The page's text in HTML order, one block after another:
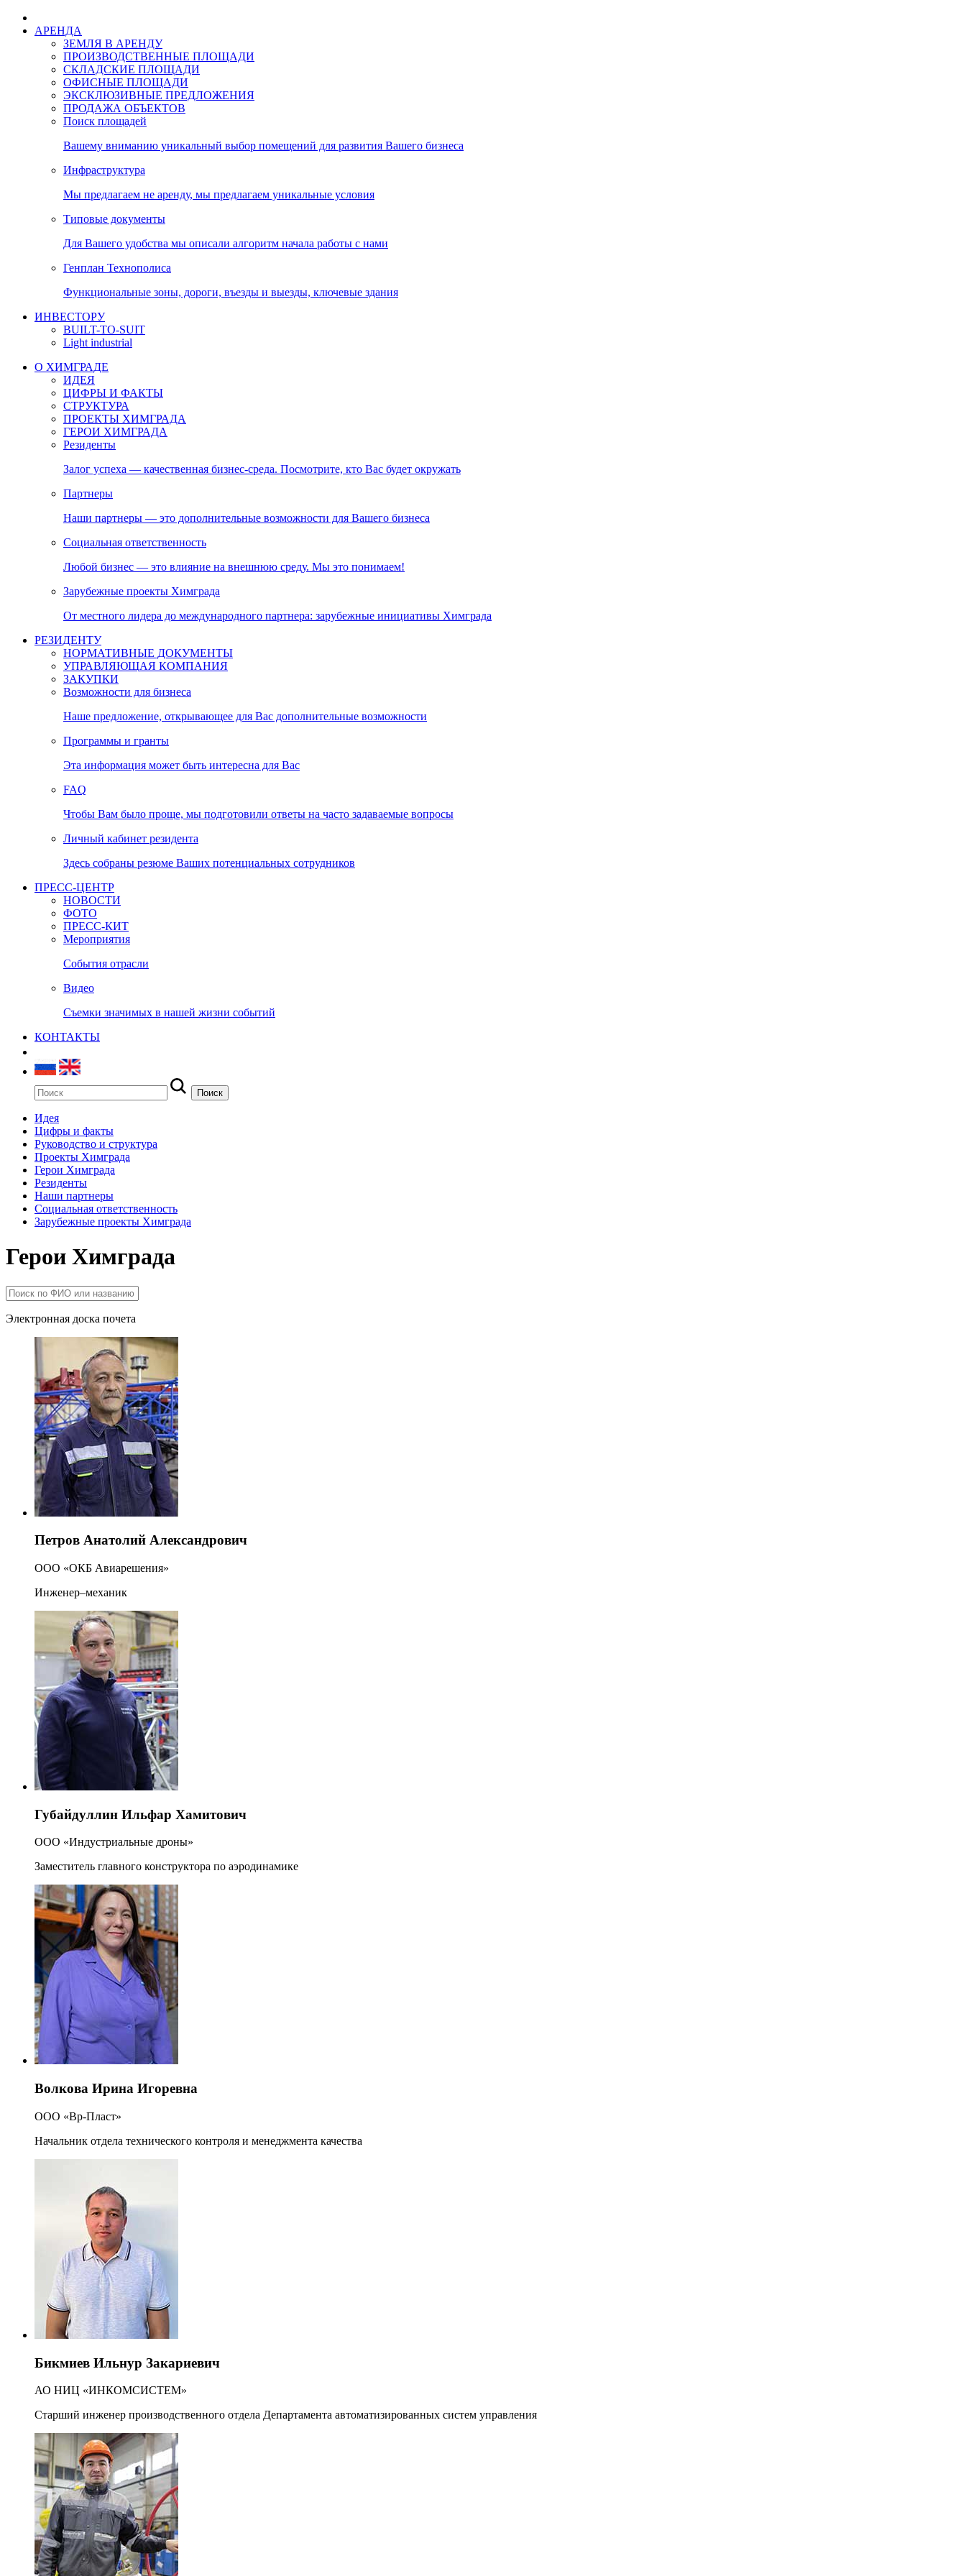
АРЕНДА
ЗЕМЛЯ В АРЕНДУ
ПРОИЗВОДСТВЕННЫЕ ПЛОЩАДИ
СКЛАДСКИЕ ПЛОЩАДИ
ОФИСНЫЕ ПЛОЩАДИ
ЭКСКЛЮЗИВНЫЕ ПРЕДЛОЖЕНИЯ
ПРОДАЖА ОБЪЕКТОВ
Поиск площадей
Вашему вниманию уникальный выбор помещений для развития Вашего бизнеса
Инфраструктура
Мы предлагаем не аренду, мы предлагаем уникальные условия
Типовые документы
Для Вашего удобства мы описали алгоритм начала работы с нами
Генплан Технополиса
Функциональные зоны, дороги, въезды и выезды, ключевые здания
ИНВЕСТОРУ
BUILT-TO-SUIT
Light industrial
О ХИМГРАДЕ
ИДЕЯ
ЦИФРЫ И ФАКТЫ
СТРУКТУРА
ПРОЕКТЫ ХИМГРАДА
ГЕРОИ ХИМГРАДА
Резиденты
Залог успеха — качественная бизнес-среда. Посмотрите, кто Вас будет окружать
Партнеры
Наши партнеры — это дополнительные возможности для Вашего бизнеса
Социальная ответственность
Любой бизнес — это влияние на внешнюю среду. Мы это понимаем!
Зарубежные проекты Химграда
От местного лидера до международного партнера: зарубежные инициативы Химграда
РЕЗИДЕНТУ
НОРМАТИВНЫЕ ДОКУМЕНТЫ
УПРАВЛЯЮЩАЯ КОМПАНИЯ
ЗАКУПКИ
Возможности для бизнеса
Наше предложение, открывающее для Вас дополнительные возможности
Программы и гранты
Эта информация может быть интересна для Вас
FAQ
Чтобы Вам было проще, мы подготовили ответы на часто задаваемые вопросы
Личный кабинет резидента
Здесь собраны резюме Ваших потенциальных сотрудников
ПРЕСС-ЦЕНТР
НОВОСТИ
ФОТО
ПРЕСС-КИТ
Мероприятия
События отрасли
Видео
Съемки значимых в нашей жизни событий
КОНТАКТЫ
Идея
Цифры и факты
Руководство и структура
Проекты Химграда
Герои Химграда
Резиденты
Наши партнеры
Социальная ответственность
Зарубежные проекты Химграда
Герои Химграда
Электронная доска почета
Петров Анатолий Александрович
ООО «ОКБ Авиарешения»
Инженер–механик
Губайдуллин Ильфар Хамитович
ООО «Индустриальные дроны»
Заместитель главного конструктора по аэродинамике
Волкова Ирина Игоревна
ООО «Вр-Пласт»
Начальник отдела технического контроля и менеджмента качества
Бикмиев Ильнур Закариевич
АО НИЦ «ИНКОМСИСТЕМ»
Старший инженер производственного отдела Департамента автоматизированных систем управления